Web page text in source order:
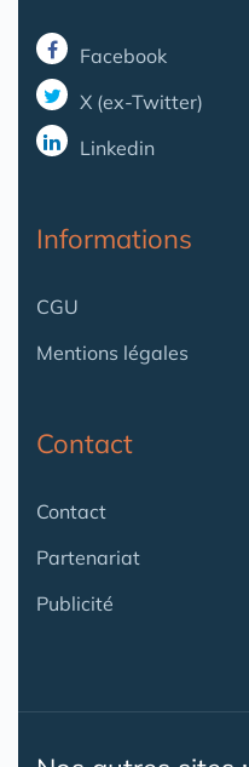
Facebook
X (ex-Twitter)
Linkedin
Informations
CGU
Mentions légales
Contact
Contact
Partenariat
Publicité